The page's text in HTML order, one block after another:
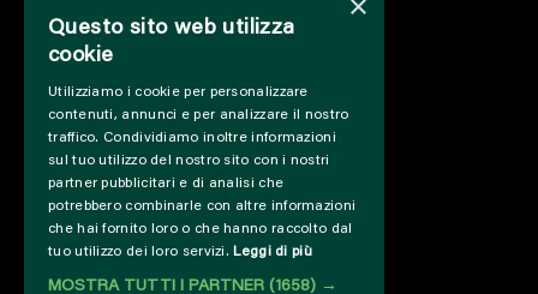
HOME
INFO
SOSTIENICI
PRESS&PROFESSIONAL
CHI SIAMO
PARTNER
PROGETTI E COLLABORAZIONI
CUT / ANALOGUE
PAST EDITIONS
ARCHIVIO
Questo sito web utilizza
cookie
Utilizziamo i cookie per personalizzare
contenuti, annunci e per analizzare il nostro
traffico. Condividiamo inoltre informazioni
sul tuo utilizzo del nostro sito con i nostri
partner pubblicitari e di analisi che
potrebbero combinarle con altre informazioni
che hai fornito loro o che hanno raccolto dal
tuo utilizzo dei loro servizi. Leggi di più
MOSTRA TUTTI I PARTNER (1658) →